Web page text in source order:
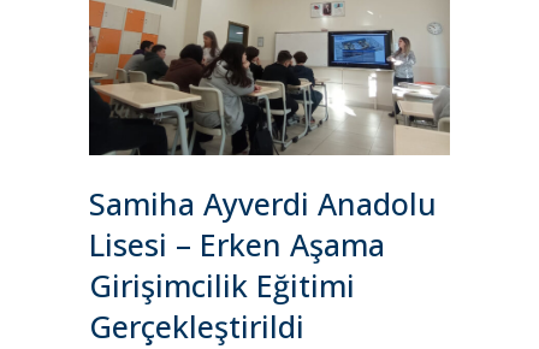
Samiha Ayverdi Anadolu
Lisesi – Erken Aşama
Girişimcilik Eğitimi
Gerçekleştirildi